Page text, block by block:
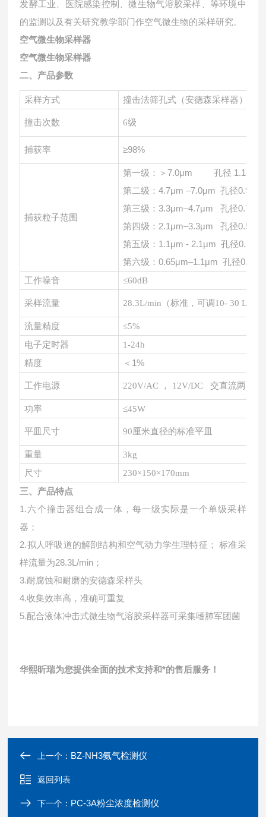
发酵工业、医院感染控制、微生物气溶胶采样、等环境中
的监测以及有关研究教学部门作空气微生物的采样研究。
空气微生物采样器
空气微生物采样器
二、产品参数
采样方式 撞击法筛孔式（安德森采样器）
撞击次数 6级
捕获率 ≥98%
捕获粒子范围
第一级：＞7.0μm 孔径 1.18mm
第二级：4.7μm –7.0μm 孔径
第三级：3.3μm–4.7μm 孔径
第四级： 2.1μm–3.3μm 孔径
第五级： 1.1μm - 2.1μm 孔径
第六级：0.65μm–1.1μm 孔径
工作噪音 ≤60dB
采样流量 28.3L/min（标准，可调10- 30 L/min
流量精度
≤5%
电子定时器
1-24h
精度
＜ 1%
工作电源 220V/AC ， 12V/DC 交直流两用
功率 ≤45W
平皿尺寸 90厘米直径的标准平皿
重量
3kg
尺寸
230×150×170mm
三、产品特点
1.六个撞击器组合成一体，每一级实际是一个单级采样
器；
2.拟人呼吸道的解剖结构和空气动力学生理特征； 标准采
样流量为28.3L/min；
3.耐腐蚀和耐磨的安德森采样头
4.收集效率高，准确可重复
5.配合液体冲击式微生物气溶胶采样器可采集嗜肺军团菌
华熙昕瑞为您提供全面的技术支持和*的售后服务！
上一个： BZ-NH3氨气检测仪
返回列表
下一个： PC-3A粉尘浓度检测仪